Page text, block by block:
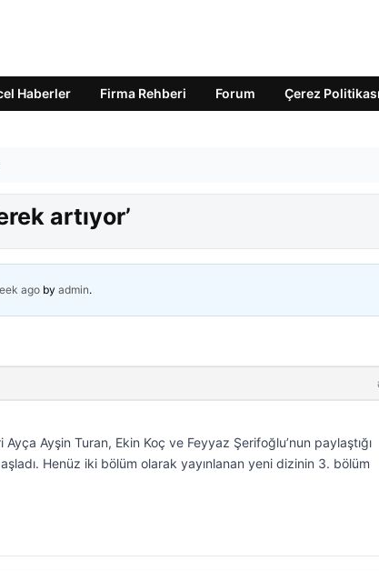
Haberler Firma Rehberi Forum Çerez Politikası
artıyor’
ago by admin.
Ayça Ayşin Turan, Ekin Koç ve Feyyaz Şerifoğlu’nun paylaştığı
Henüz iki bölüm olarak yayınlanan yeni dizinin 3. bölüm